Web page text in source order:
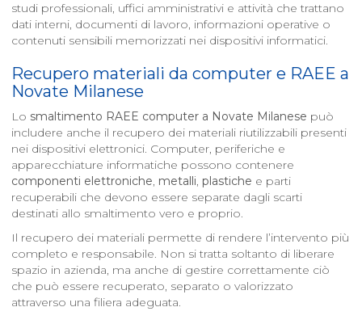
studi professionali, uffici amministrativi e attività che trattano
dati interni, documenti di lavoro, informazioni operative o
contenuti sensibili memorizzati nei dispositivi informatici.
Recupero materiali da computer e RAEE a
Novate Milanese
Lo smaltimento RAEE computer a Novate Milanese può
includere anche il recupero dei materiali riutilizzabili presenti
nei dispositivi elettronici. Computer, periferiche e
apparecchiature informatiche possono contenere
componenti elettroniche, metalli, plastiche e parti
recuperabili che devono essere separate dagli scarti
destinati allo smaltimento vero e proprio.
Il recupero dei materiali permette di rendere l’intervento più
completo e responsabile. Non si tratta soltanto di liberare
spazio in azienda, ma anche di gestire correttamente ciò
che può essere recuperato, separato o valorizzato
attraverso una filiera adeguata.